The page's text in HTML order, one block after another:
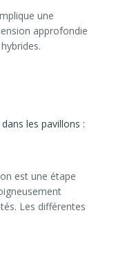
une
approfondie
les pavillons :
est une étape
Les différentes